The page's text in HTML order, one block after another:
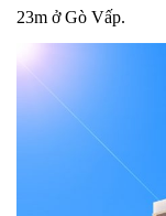
23m ở Gò Vấp.